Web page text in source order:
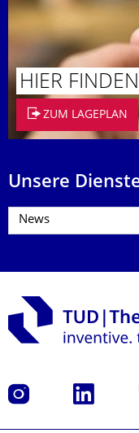
HIER
ZUM LAGEPLAN
Unsere
Instagram LinkedIn